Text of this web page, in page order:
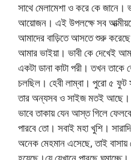
সাথে মেলামেশা ও করে কে জানে।
আয়োজন। এই উপলক্ষে সব
আমাদের বাড়িতে আসতে শুরু
আমার ভাইয়া। ভাবী কে দেখেই
একটা ডানা কাটা পরী। তখন তাকে
চলছিল। হেবী লাম্বা। পুরো ৫ ফুট
তার অন্যসব ও সাইজ মতই আছে।
ভাবে তাকায় যেন আস্ত গিলে
পারবে তো। সবাই মহা খুশি।
অনেক মেহমান এসেছে, তাই